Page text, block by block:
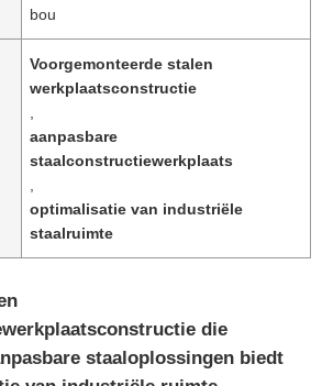
bou
Voorgemonteerde stalen
werkplaatsconstructie
aanpasbare
staalconstructiewerkplaats
optimalisatie van industriële
staalruimte
die
staaloplossingen biedt